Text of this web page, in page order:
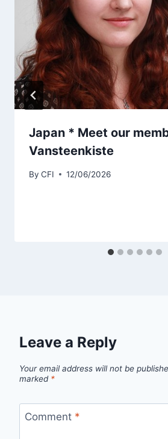
Japan * Meet our
Vansteenkiste
By CFI 12/06/2026
Leave a Reply
Your email address will not be
marked *
Comment *